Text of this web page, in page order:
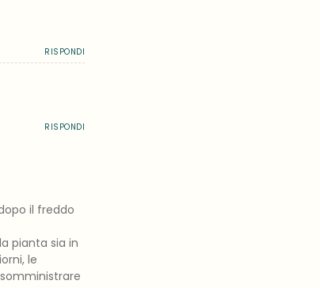
RISPONDI
RISPONDI
il freddo
pianta sia in
le